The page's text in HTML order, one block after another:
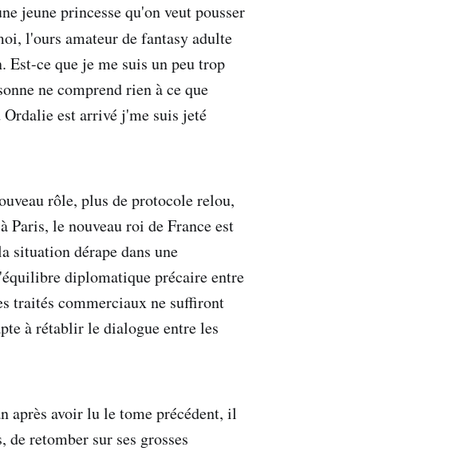
jeune princesse qu'on veut pousser
l'ours amateur de fantasy adulte
Est-ce que je me suis un peu trop
ne comprend rien à ce que
est arrivé j'me suis jeté
rôle, plus de protocole relou,
le nouveau roi de France est
situation dérape dans une
diplomatique précaire entre
traités commerciaux ne suffiront
à rétablir le dialogue entre les
après avoir lu le tome précédent, il
retomber sur ses grosses